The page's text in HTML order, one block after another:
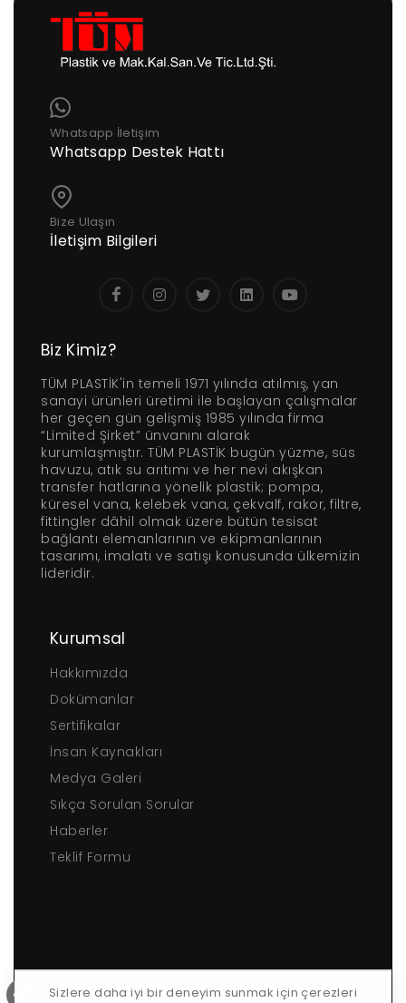
Sizlere daha iyi bir deneyim sunmak için çerezleri
Whatsapp İletişim
Whatsapp Destek Hattı
Bize Ulaşın
İletişim Bilgileri
Biz Kimiz?
TÜM PLASTİK'in temeli 1971 yılında atılmış, yan
sanayi ürünleri üretimi ile başlayan çalışmalar
her geçen gün gelişmiş 1985 yılında firma
“Limited Şirket” ünvanını alarak
kurumlaşmıştır. TÜM PLASTİK bugün yüzme, süs
havuzu, atık su arıtımı ve her nevi akışkan
transfer hatlarına yönelik plastik; pompa,
küresel vana, kelebek vana, çekvalf, rakor, filtre,
fittingler dâhil olmak üzere bütün tesisat
bağlantı elemanlarının ve ekipmanlarının
tasarımı, imalatı ve satışı konusunda ülkemizin
lideridir.
Kurumsal
Hakkımızda
Dokümanlar
Sertifikalar
İnsan Kaynakları
Medya Galeri
Sıkça Sorulan Sorular
Haberler
Teklif Formu